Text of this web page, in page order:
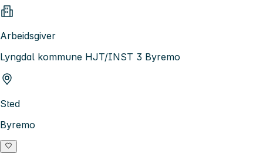
Arbeidsgiver
Lyngdal kommune HJT/INST 3 Byremo
Sted
Byremo